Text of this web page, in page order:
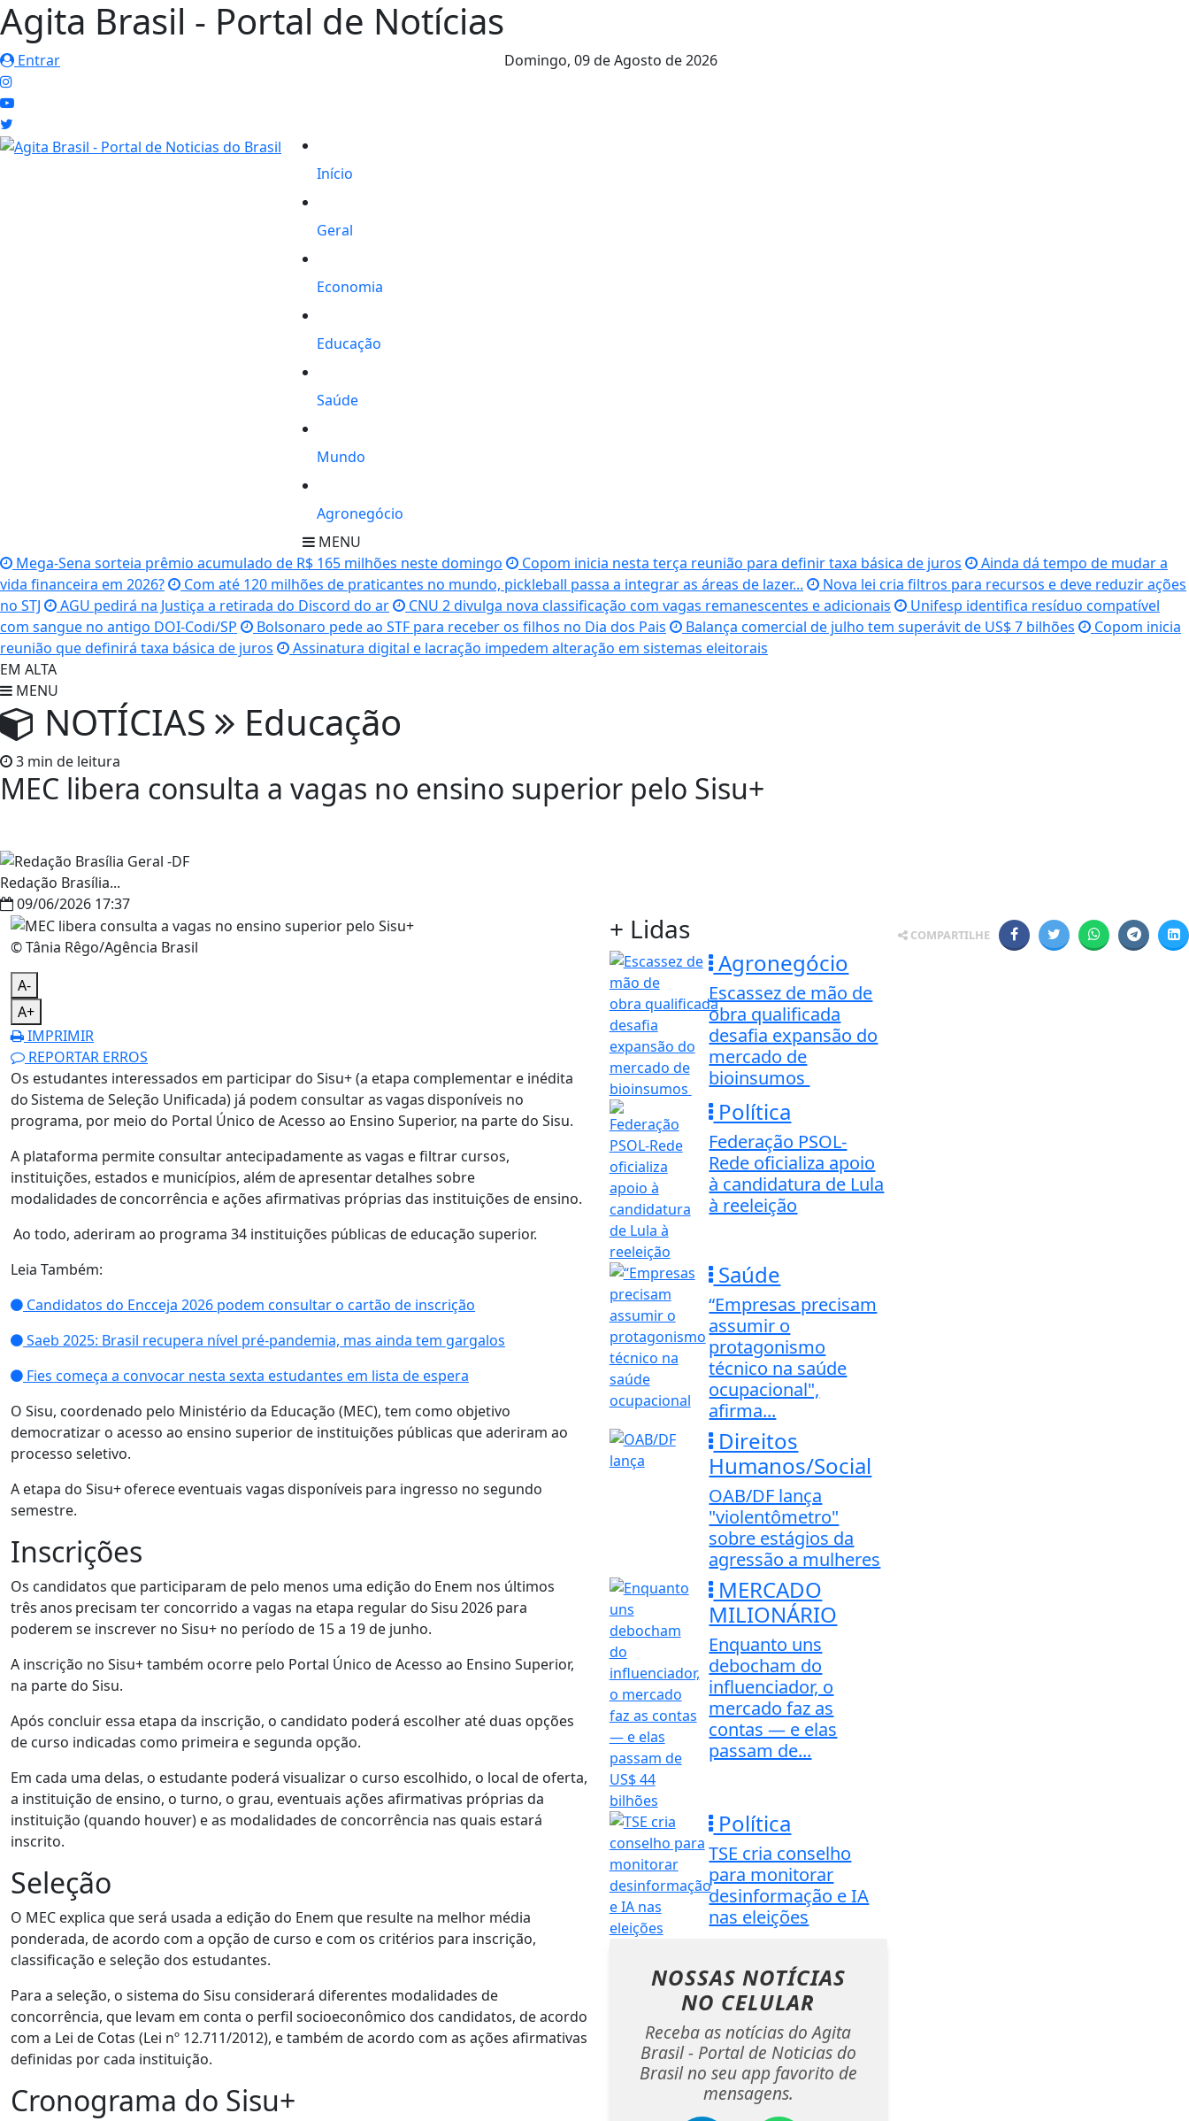
Agita Brasil - Portal de Notícias
Entrar Domingo, 09 de Agosto de 2026
Início
Geral
Economia
Educação
Saúde
Mundo
Agronegócio
MENU
Mega-Sena sorteia prêmio acumulado de R$ 165 milhões neste domingo
Copom inicia nesta terça reunião para definir taxa básica de juros
Ainda dá tempo de mudar a
vida financeira em 2026?
Com até 120 milhões de praticantes no mundo, pickleball passa a integrar as áreas de lazer...
Nova lei cria filtros para recursos e deve reduzir ações
no STJ
AGU pedirá na Justiça a retirada do Discord do ar CNU 2 divulga nova classificação com vagas remanescentes e adicionais
Unifesp identifica resíduo compatível
com sangue no antigo DOI-Codi/SP
Bolsonaro pede ao STF para receber os filhos no Dia dos Pais Balança comercial de julho tem superávit de US$ 7 bilhões
Copom inicia
reunião que definirá taxa básica de juros
Assinatura digital e lacração impedem alteração em sistemas eleitorais
EM ALTA
MENU
NOTÍCIAS Educação
3 min de leitura
MEC libera consulta a vagas no ensino superior pelo Sisu+
Redação Brasília...
09/06/2026 17:37
COMPARTILHE
© Tânia Rêgo/Agência Brasil
A-
A+
IMPRIMIR
REPORTAR ERROS
Os estudantes interessados em participar do Sisu+ (a etapa complementar e inédita
do Sistema de Seleção Unificada) já podem consultar as vagas disponíveis no
programa, por meio do Portal Único de Acesso ao Ensino Superior, na parte do Sisu.
A plataforma permite consultar antecipadamente as vagas e filtrar cursos,
instituições, estados e municípios, além de apresentar detalhes sobre
modalidades de concorrência e ações afirmativas próprias das instituições de ensino.
Ao todo, aderiram ao programa 34 instituições públicas de educação superior.
Leia Também:
Candidatos do Encceja 2026 podem consultar o cartão de inscrição
Saeb 2025: Brasil recupera nível pré-pandemia, mas ainda tem gargalos
Fies começa a convocar nesta sexta estudantes em lista de espera
O Sisu, coordenado pelo Ministério da Educação (MEC), tem como objetivo
democratizar o acesso ao ensino superior de instituições públicas que aderiram ao
processo seletivo.
A etapa do Sisu+ oferece eventuais vagas disponíveis para ingresso no segundo
semestre.
Inscrições
Os candidatos que participaram de pelo menos uma edição do Enem nos últimos
três anos precisam ter concorrido a vagas na etapa regular do Sisu 2026 para
poderem se inscrever no Sisu+ no período de 15 a 19 de junho.
A inscrição no Sisu+ também ocorre pelo Portal Único de Acesso ao Ensino Superior,
na parte do Sisu.
Após concluir essa etapa da inscrição, o candidato poderá escolher até duas opções
de curso indicadas como primeira e segunda opção.
Em cada uma delas, o estudante poderá visualizar o curso escolhido, o local de oferta,
a instituição de ensino, o turno, o grau, eventuais ações afirmativas próprias da
instituição (quando houver) e as modalidades de concorrência nas quais estará
inscrito.
Seleção
O MEC explica que será usada a edição do Enem que resulte na melhor média
ponderada, de acordo com a opção de curso e com os critérios para inscrição,
classificação e seleção dos estudantes.
Para a seleção, o sistema do Sisu considerará diferentes modalidades de
concorrência, que levam em conta o perfil socioeconômico dos candidatos, de acordo
com a Lei de Cotas (Lei nº 12.711/2012), e também de acordo com as ações afirmativas
definidas por cada instituição.
Cronograma do Sisu+
+ Lidas
Agronegócio
Escassez de mão de
obra qualificada
desafia expansão do
mercado de
bioinsumos
Política
Federação PSOL-
Rede oficializa apoio
à candidatura de Lula
à reeleição
Saúde
“Empresas precisam
assumir o
protagonismo
técnico na saúde
ocupacional",
afirma...
Direitos
Humanos/Social
OAB/DF lança
"violentômetro"
sobre estágios da
agressão a mulheres
MERCADO
MILIONÁRIO
Enquanto uns
debocham do
influenciador, o
mercado faz as
contas — e elas
passam de...
Política
TSE cria conselho
para monitorar
desinformação e IA
nas eleições
NOSSAS NOTÍCIAS
NO CELULAR
Receba as notícias do Agita
Brasil - Portal de Noticias do
Brasil no seu app favorito de
mensagens.